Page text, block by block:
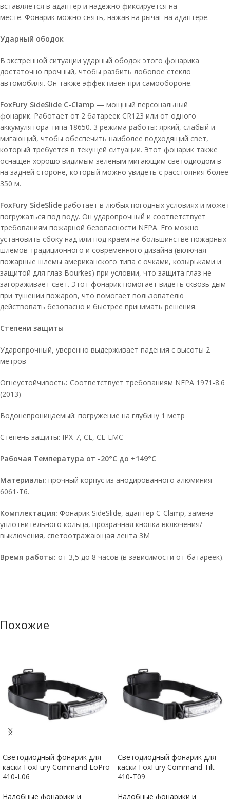
вставляется в адаптер и надежно фиксируется на
месте. Фонарик можно снять, нажав на рычаг на адаптере.
Ударный ободок
В экстренной ситуации ударный ободок этого фонарика
достаточно прочный, чтобы разбить лобовое стекло
автомобиля. Он также эффективен при самообороне.
FoxFury SideSlide C-Clamp — мощный персональный
фонарик. Работает от 2 батареек CR123 или от одного
аккумулятора типа 18650. 3 режима работы: яркий, слабый и
мигающий, чтобы обеспечить наиболее подходящий свет,
который требуется в текущей ситуации. Этот фонарик также
оснащен хорошо видимым зеленым мигающим светодиодом в
на задней стороне, который можно увидеть с расстояния более
350 м.
FoxFury SideSlide работает в любых погодных условиях и может
погружаться под воду. Он ударопрочный и соответствует
требованиям пожарной безопасности NFPA. Его можно
установить сбоку над или под краем на большинстве пожарных
шлемов традиционного и современного дизайна (включая
пожарные шлемы американского типа с очками, козырьками и
защитой для глаз Bourkes) при условии, что защита глаз не
загораживает свет. Этот фонарик помогает видеть сквозь дым
при тушении пожаров, что помогает пользователю
действовать безопасно и быстрее принимать решения.
Степени защиты
Ударопрочный, уверенно выдерживает падения с высоты 2
метров
Огнеустойчивость: Соответствует требованиям NFPA 1971-8.6
(2013)
Водонепроницаемый: погружение на глубину 1 метр
Степень защиты: IPX-7, CE, CE-EMC
Рабочая Температура от -20°C до +149°C
Материалы: прочный корпус из анодированного алюминия
6061-Т6.
Комплектация: Фонарик SideSlide, адаптер C-Clamp, замена
уплотнительного кольца, прозрачная кнопка включения/
выключения, светоотражающая лента 3M
Время работы: от 3,5 до 8 часов (в зависимости от батареек).
Похожие
Светодиодный фонарик для
каски FoxFury Command LoPro
410-L06
Налобные фонарики и
Светодиодный фонарик для
каски FoxFury Command Tilt
410-T09
Налобные фонарики и